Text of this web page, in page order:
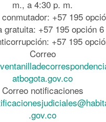
m., a 4:30 p. m.
conmutador: +57 195
gratuita: +57 195 opción 6
+57 195
Correo
atbogota.gov.co
Correo notificaciones
.gov.co